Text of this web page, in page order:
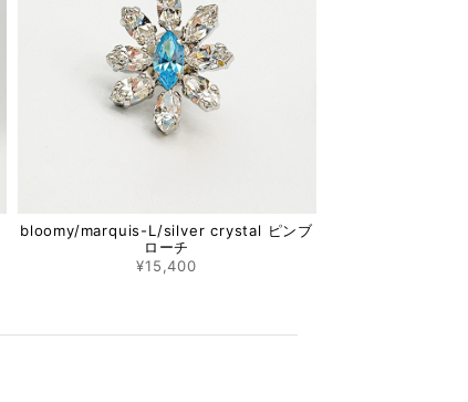
bloomy/marquis-L/silver crystal ピンブ
ローチ
¥15,400